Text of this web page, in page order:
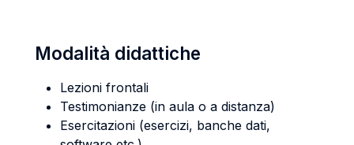
Modalità didattiche
Lezioni frontali
Testimonianze (in aula o a distanza)
Esercitazioni (esercizi, banche dati,